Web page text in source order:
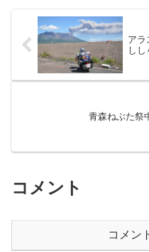
アラ
しし
青森ねぶた祭
コメント
コメン